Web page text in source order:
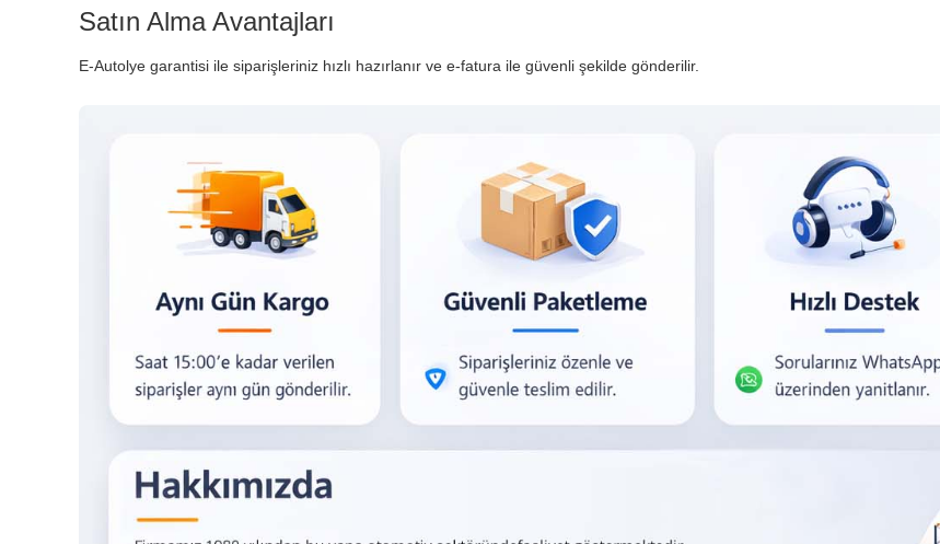
Satın Alma Avantajları
E-Autolye garantisi ile siparişleriniz hızlı hazırlanır ve e-fatura ile güvenli şekilde gönderilir.